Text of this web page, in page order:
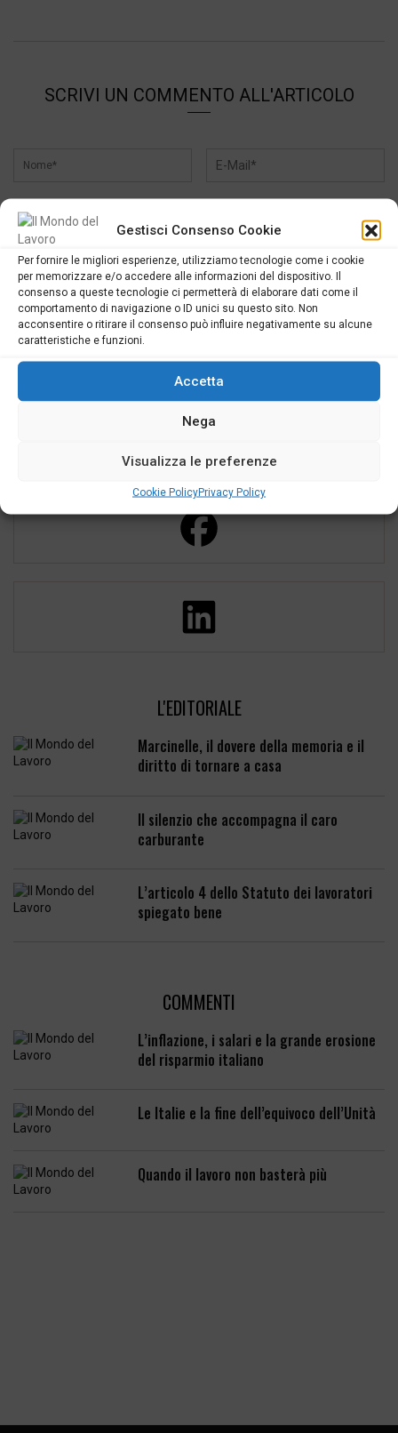
Gestisci Consenso Cookie
Per fornire le migliori esperienze, utilizziamo tecnologie come i cookie
per memorizzare e/o accedere alle informazioni del dispositivo. Il
consenso a queste tecnologie ci permetterà di elaborare dati come il
comportamento di navigazione o ID unici su questo sito. Non
acconsentire o ritirare il consenso può influire negativamente su alcune
caratteristiche e funzioni.
Accetta
Nega
Visualizza le preferenze
Cookie PolicyPrivacy Policy
SCRIVI UN COMMENTO ALL'ARTICOLO
SEGUICI
L'EDITORIALE
Marcinelle, il dovere della memoria e il
diritto di tornare a casa
Il silenzio che accompagna il caro
carburante
L’articolo 4 dello Statuto dei lavoratori
spiegato bene
COMMENTI
L’inflazione, i salari e la grande erosione
del risparmio italiano
Le Italie e la fine dell’equivoco dell’Unità
Quando il lavoro non basterà più